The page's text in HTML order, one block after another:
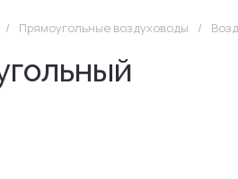
/ Прямоугольные воздуховоды /